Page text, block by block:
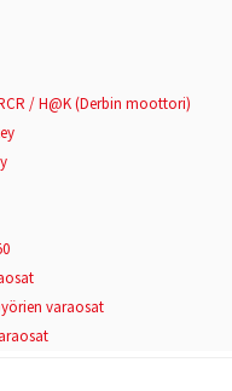
/ H@K (Derbin moottori)
varaosat